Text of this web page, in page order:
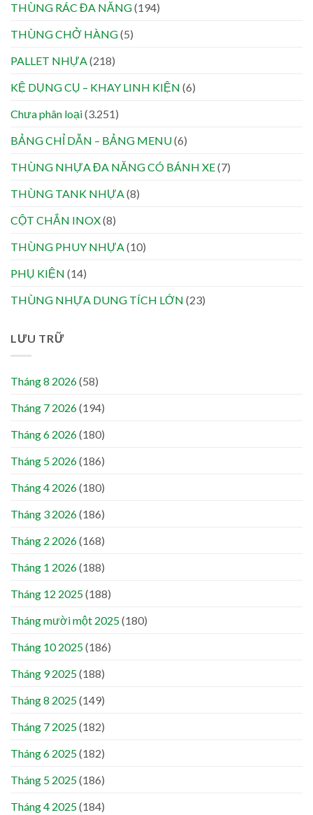
THÙNG RÁC ĐA NĂNG(194)
THÙNG CHỞ HÀNG(5)
PALLET NHỰA(218)
KỆ DỤNG CỤ – KHAY LINH KIỆN (6)
Chưa phân loại(3.251)
BẢNG CHỈ DẪN – BẢNG MENU(6)
THÙNG NHỰA ĐA NĂNG CÓ BÁNH XE(7)
THÙNG TANK NHỰA(8)
CỘT CHẮN INOX(8)
THÙNG PHUY NHỰA(10)
PHỤ KIỆN (14)
THÙNG NHỰA DUNG TÍCH LỚN (23)
LƯU TRỮ
Tháng 8 2026(58)
Tháng 7 2026(194)
Tháng 6 2026(180)
Tháng 5 2026(186)
Tháng 4 2026(180)
Tháng 3 2026(186)
Tháng 2 2026(168)
Tháng 1 2026(188)
Tháng 12 2025(188)
Tháng mười một 2025(180)
Tháng 10 2025(186)
Tháng 9 2025(188)
Tháng 8 2025(149)
Tháng 7 2025(182)
Tháng 6 2025(182)
Tháng 5 2025(186)
Tháng 4 2025(184)